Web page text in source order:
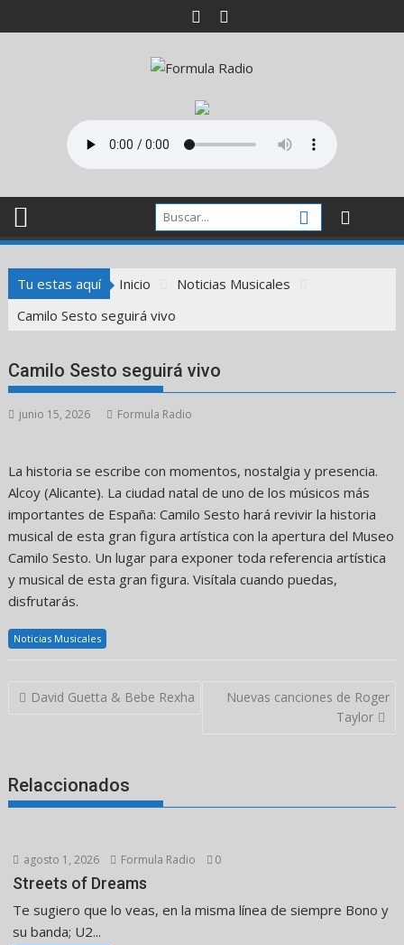
al
Tu estas aquí Inicio
Noticias Musicales
Camilo Sesto seguirá vivo
Camilo Sesto seguirá vivo
junio 15, 2026 Formula Radio
La historia se escribe con momentos, nostalgia y presencia.
Alcoy (Alicante). La ciudad natal de uno de los músicos más
importantes de España: Camilo Sesto hará revivir la historia
musical de esta gran figura artística con la apertura del Museo
Camilo Sesto. Un lugar para exponer toda referencia artística
y musical de esta gran figura. Visítala cuando puedas,
disfrutarás.
Noticias Musicales
Navegación
David Guetta & Bebe Rexha
Nuevas canciones de Roger
Taylor
Relaccionados
agosto 1, 2026 Formula Radio 0
Streets of Dreams
Te sugiero que lo veas, en la misma línea de siempre Bono y
su banda; U2...